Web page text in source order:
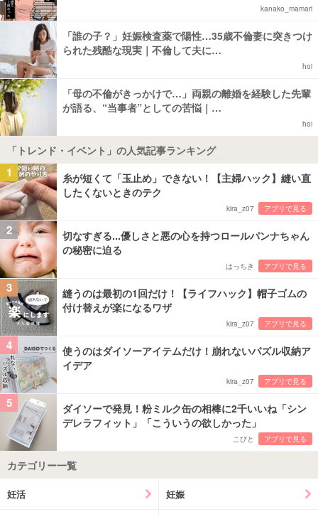
kanako_mamari
「誰の子？」妊娠検査薬で陽性…35歳不倫妻に突きつけ
られた残酷な現実｜不倫して夫に…
hoi
「母の不倫がきっかけで…」両親の離婚を経験した先輩
が語る、“当事者”としての苦悩｜…
hoi
「トレンド・イベント」の人気記事ランキング
1
糸が短くて「玉止め」できない！【主婦ハック】縫い直
したくないときのテク
kira_z07 アプリで見る
2
切なすぎる...優しさと悪の心を持つロールパンナちゃん
の秘密に迫る
はっちき アプリで見る
3
縫うのは最初の1回だけ！【ライフハック】帽子ゴムの
付け替えが楽になるワザ
kira_z07 アプリで見る
4
使うのはダイソーアイテムだけ！崩れないパズル収納ア
イデア
kira_z07 アプリで見る
5
ダイソーで発見！粉ミルク缶の相棒に2千いいね「シン
デレラフィット」「こういうの欲しかった」
こびと アプリで見る
カテゴリー一覧
妊活 妊娠